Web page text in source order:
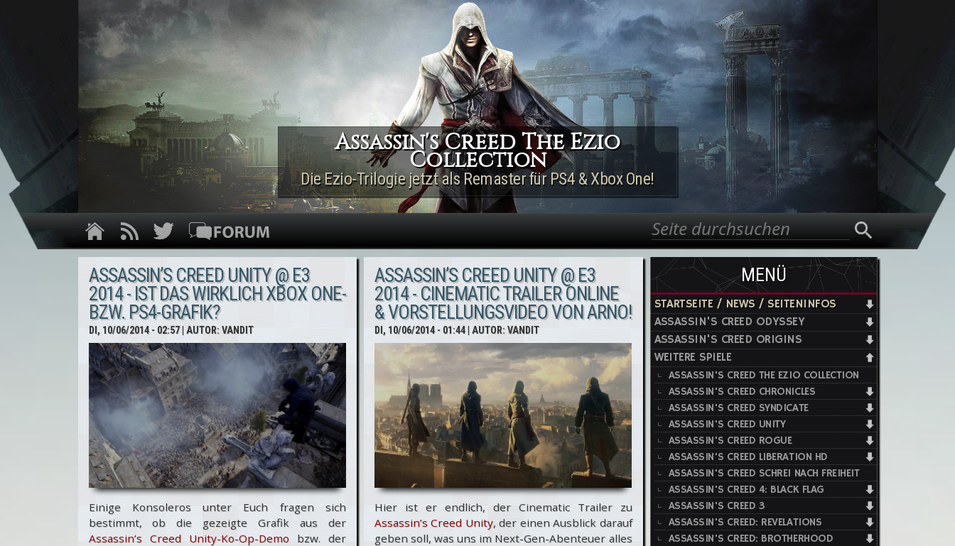
Direkt zum Inhalt
Assassin's Creed The Ezio
Collection
Die Ezio-Trilogie jetzt als Remaster für PS4 & Xbox One!
Suchformular
Suche
ASSASSIN’S CREED UNITY @ E3
2014 - IST DAS WIRKLICH XBOX ONE-
BZW. PS4-GRAFIK?
DI, 10/06/2014 - 02:57| AUTOR:VANDIT
Einige Konsoleros unter Euch fragen sich
bestimmt, ob die gezeigte Grafik aus der
Assassin’s Creed Unity-Ko-Op-Demobzw. der
ASSASSIN’S CREED UNITY @ E3
2014 - CINEMATIC TRAILER ONLINE
& VORSTELLUNGSVIDEO VON ARNO!
DI, 10/06/2014 - 01:44| AUTOR:VANDIT
Hier ist er endlich, der Cinematic Trailer zu
Assassin’s Creed Unity, der einen Ausblick darauf
geben soll, was uns im Next-Gen-Abenteuer alles
MENÜ
STARTSEITE / NEWS / SEITENINFOS
ASSASSIN'S CREED ODYSSEY
ASSASSIN'S CREED ORIGINS
WEITERE SPIELE
ASSASSIN'S CREED THE EZIO COLLECTION
ASSASSIN'S CREED CHRONICLES
ASSASSIN'S CREED SYNDICATE
ASSASSIN'S CREED UNITY
ASSASSIN'S CREED ROGUE
ASSASSIN'S CREED LIBERATION HD
ASSASSIN'S CREED SCHREI NACH FREIHEIT
ASSASSIN'S CREED 4: BLACK FLAG
ASSASSIN'S CREED 3
ASSASSIN'S CREED: REVELATIONS
ASSASSIN'S CREED: BROTHERHOOD